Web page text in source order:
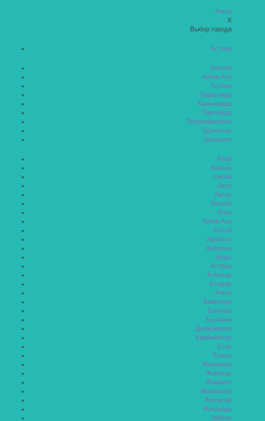
Аягоз
X
Выбор города
Астана
Актобе
Алма-Ата
Астана
Караганда
Кызылорда
Павлодар
Петропавловск
Туркестан
Шымкент
Абай
Акколь
Аксай
Аксу
Актау
Актобе
Алга
Алма-Ата
Алтай
Аральск
Аркалык
Арыс
Астана
Атбасар
Атырау
Аягоз
Байконур
Балхаш
Булаево
Державинск
Ерейментау
Есик
Есиль
Жанаозен
Жанатас
Жаркент
Жезказган
Жетысай
Житикара
Зайсан